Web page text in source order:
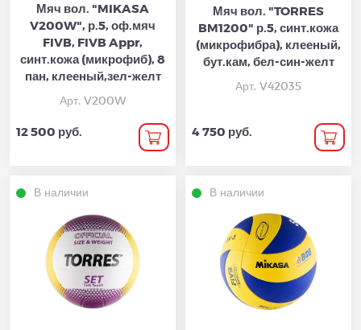
Мяч вол. "MIKASA
V200W", р.5, оф.мяч
FIVB, FIVB Appr,
синт.кожа (микрофиб), 8
пан, клееный,зел-желт
Арт. V200W
12 500 руб.
Мяч вол. "TORRES
BM1200" р.5, синт.кожа
(микрофибра), клееный,
бут.кам, бел-син-желт
Арт. V42035
4 750 руб.
В наличии В наличии